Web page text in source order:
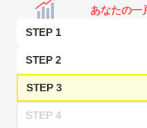
あなたの一
STEP 1
STEP 2
STEP 3
STEP 4